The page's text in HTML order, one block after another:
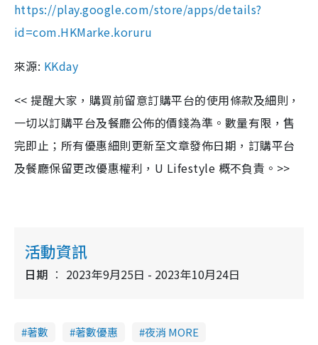
https://play.google.com/store/apps/details?
id=com.HKMarke.koruru
來源: KKday
<< 提醒大家，購買前留意訂購平台的使用條款及細則，
一切以訂購平台及餐廳公佈的價錢為準。數量有限，售
完即止；所有優惠細則更新至文章發佈日期，訂購平台
及餐廳保留更改優惠權利，U Lifestyle 概不負責。>>
活動資訊
日期 2023年9月25日 - 2023年10月24日
著數 著數優惠 夜消 MORE